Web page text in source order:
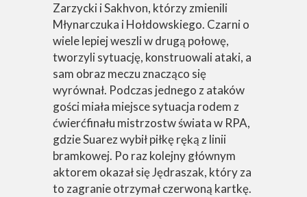
Zarzycki i Sakhvon, którzy zmienili
Młynarczuka i Hołdowskiego. Czarni o
wiele lepiej weszli w drugą połowę,
tworzyli sytuację, konstruowali ataki, a
sam obraz meczu znacząco się
wyrównał. Podczas jednego z ataków
gości miała miejsce sytuacja rodem z
ćwierćfinału mistrzostw świata w RPA,
gdzie Suarez wybił piłkę ręką z linii
bramkowej. Po raz kolejny głównym
aktorem okazał się Jędraszak, który za
to zagranie otrzymał czerwoną kartkę.